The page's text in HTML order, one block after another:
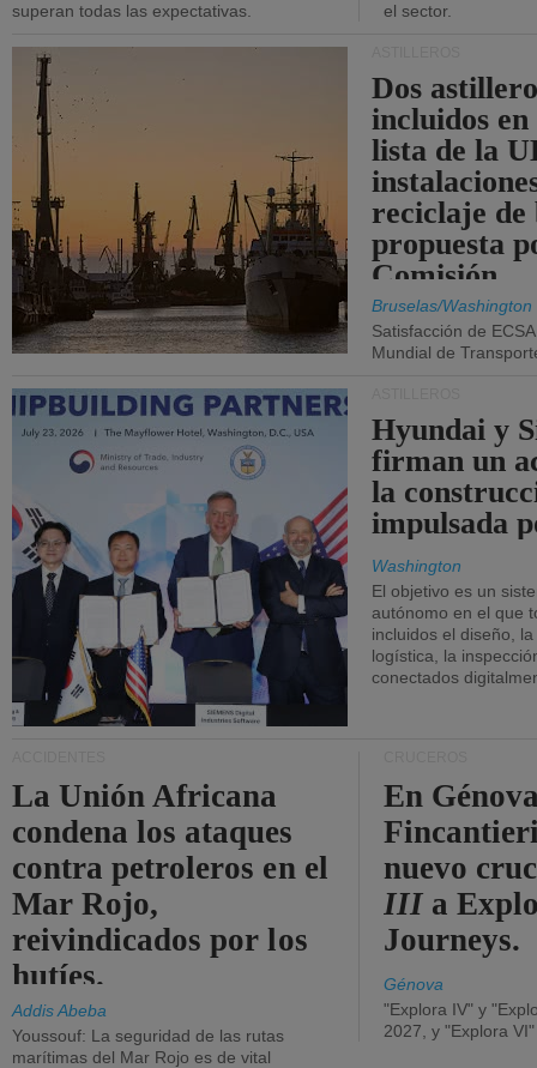
superan todas las expectativas.
el sector.
Dos
incluidos
lista de la
reciclaje de
propuesta
Comisión.
Bruselas/Washington
Satisfacción de
Mundial de
Hyundai y
firman un
la
impulsada
Washington
El objetivo es un
autónomo en el que
incluidos el diseño,
logística, la
conectados
La Unión Africana
condena los ataques
contra petroleros en el
Mar Rojo,
reivindicados por los
hutíes.
Addis Abeba
Youssouf: La seguridad de las rutas
marítimas del Mar Rojo es de vital
En
nuevo
III a
Journeys.
Génova
"Explora IV" y
2027, y "Explora